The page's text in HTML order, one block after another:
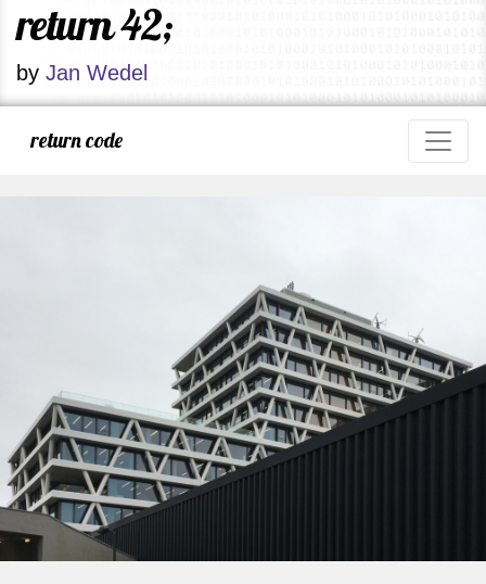
return 42;
by Jan Wedel
return code